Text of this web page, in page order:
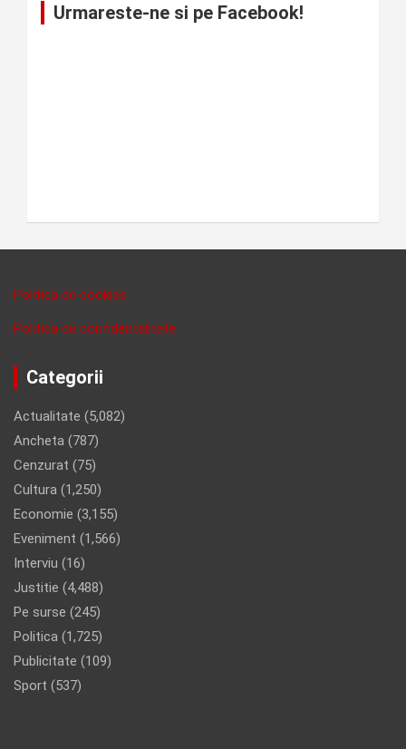
Urmareste-ne si pe Facebook!
Politica de cookies
Politica de confidentalitate
Categorii
Actualitate (5,082)
Ancheta (787)
Cenzurat (75)
Cultura (1,250)
Economie (3,155)
Eveniment (1,566)
Interviu (16)
Justitie (4,488)
Pe surse (245)
Politica (1,725)
Publicitate (109)
Sport (537)